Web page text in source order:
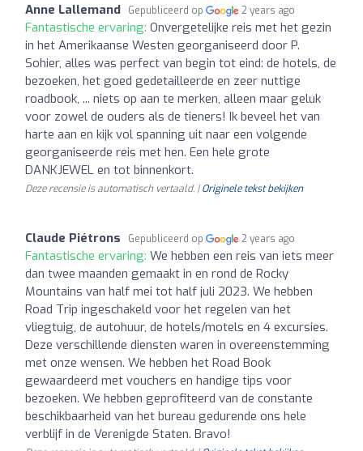
Anne Lallemand Gepubliceerd op 2 years ago
Fantastische ervaring: Onvergetelijke reis met het gezin
in het Amerikaanse Westen georganiseerd door P.
Sohier, alles was perfect van begin tot eind: de hotels, de
bezoeken, het goed gedetailleerde en zeer nuttige
roadbook, ... niets op aan te merken, alleen maar geluk
voor zowel de ouders als de tieners! Ik beveel het van
harte aan en kijk vol spanning uit naar een volgende
georganiseerde reis met hen. Een hele grote
DANKJEWEL en tot binnenkort.
Deze recensie is automatisch vertaald. |Originele tekst bekijken
Claude Piétrons Gepubliceerd op 2 years ago
Fantastische ervaring: We hebben een reis van iets meer
dan twee maanden gemaakt in en rond de Rocky
Mountains van half mei tot half juli 2023. We hebben
Road Trip ingeschakeld voor het regelen van het
vliegtuig, de autohuur, de hotels/motels en 4 excursies.
Deze verschillende diensten waren in overeenstemming
met onze wensen. We hebben het Road Book
gewaardeerd met vouchers en handige tips voor
bezoeken. We hebben geprofiteerd van de constante
beschikbaarheid van het bureau gedurende ons hele
verblijf in de Verenigde Staten. Bravo!